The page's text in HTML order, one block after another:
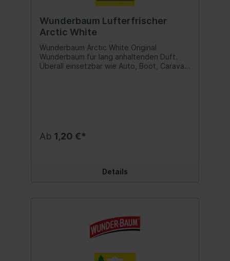
Wunderbaum Lufterfrischer
Arctic White
Wunderbaum Arctic White Original
Wunderbaum für lang anhaltenden Duft.
Überall einsetzbar wie Auto, Boot, Caravan
Ab 1,20 €*
Details